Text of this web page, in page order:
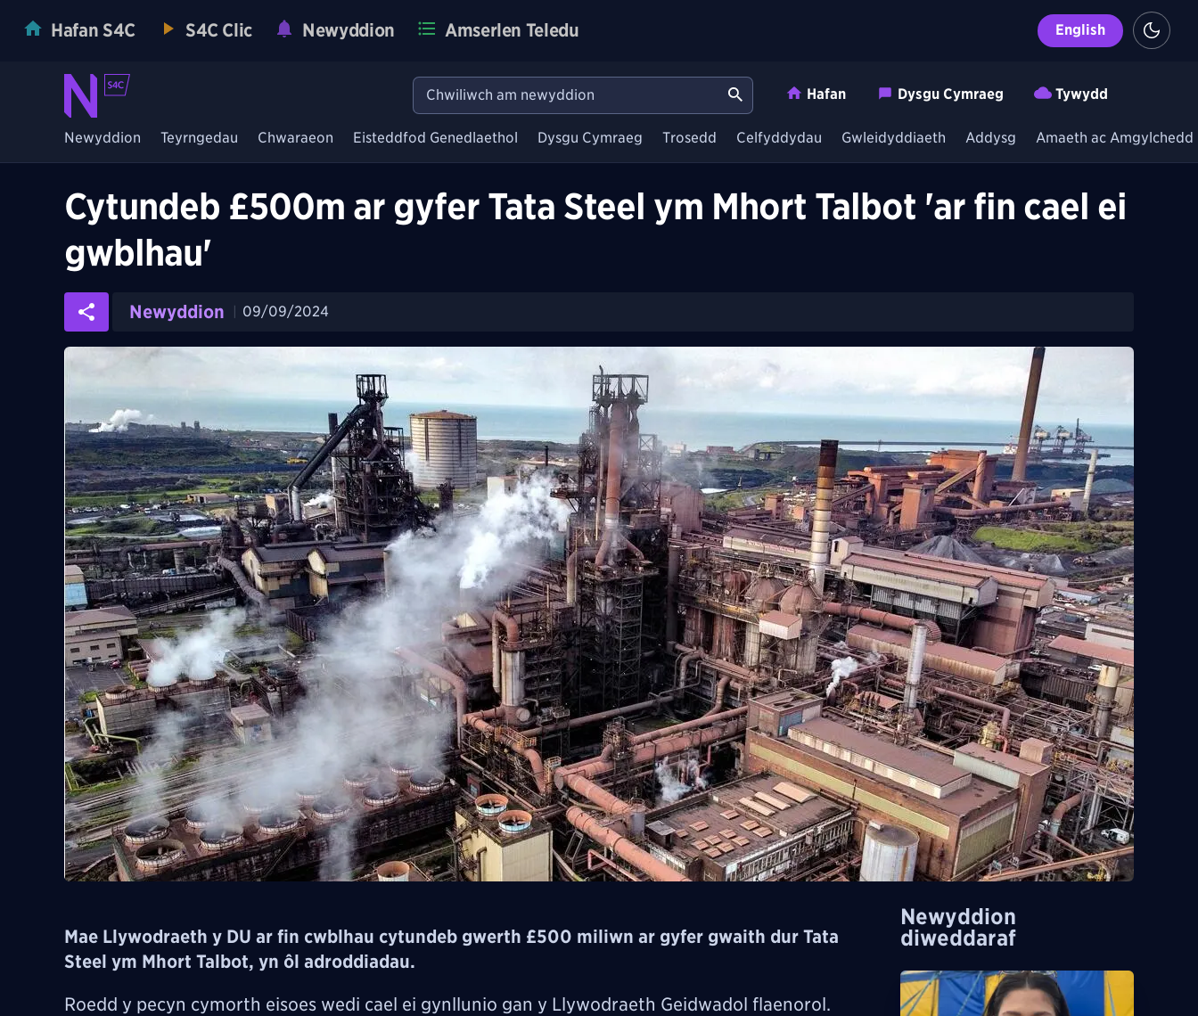
Hafan S4C S4C Clic Newyddion Amserlen Teledu English
Hafan Dysgu Cymraeg Tywydd
Newyddion Teyrngedau Chwaraeon Eisteddfod Genedlaethol Dysgu Cymraeg Trosedd Celfyddydau Gwleidyddiaeth Addysg Amaeth ac Amgylchedd
Cytundeb £500m ar gyfer Tata Steel ym Mhort Talbot 'ar fin cael ei
gwblhau'
Newyddion 09/09/2024
Mae Llywodraeth y DU ar fin cwblhau cytundeb gwerth £500 miliwn ar gyfer gwaith dur Tata
Steel ym Mhort Talbot, yn ôl adroddiadau.
Roedd y pecyn cymorth eisoes wedi cael ei gynllunio gan y Llywodraeth Geidwadol flaenorol.
Newyddion
diweddaraf